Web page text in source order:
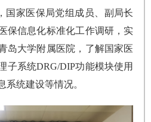
国家医保局党组成员、副局长
保信息化标准化工作调研，实
岛大学附属医院，了解国家医
子系统DRG/DIP功能模块使用
系统建设等情况。